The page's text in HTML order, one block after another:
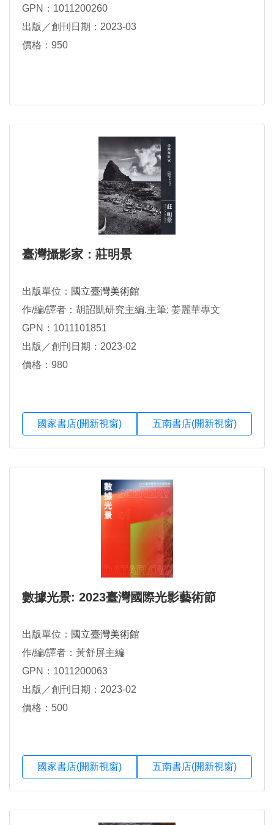
GPN：1011200260
出版／創刊日期：2023-03
價格：950
臺灣攝影家：莊明景
出版單位： 國立臺灣美術館
作/編/譯者：胡詔凱研究主編.主筆; 姜麗華專文
GPN：1011101851
出版／創刊日期：2023-02
價格：980
國家書店(開新視窗) 五南書店(開新視窗)
數據光景: 2023臺灣國際光影藝術節
出版單位： 國立臺灣美術館
作/編/譯者：黃舒屏主編
GPN：1011200063
出版／創刊日期：2023-02
價格：500
國家書店(開新視窗) 五南書店(開新視窗)